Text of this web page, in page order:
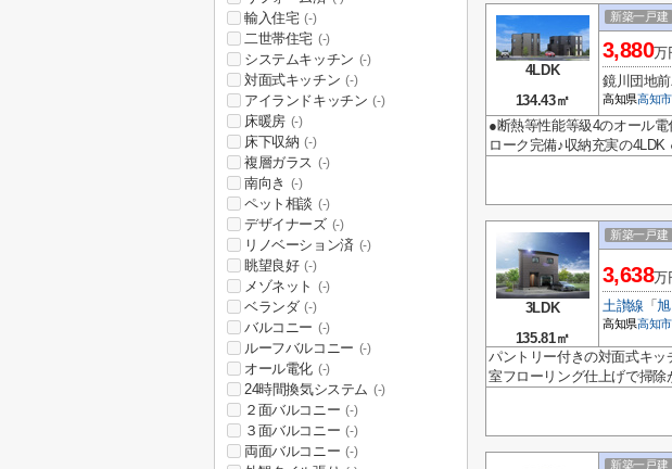
4LDK
134.43㎡
新築一戸建
3,880万
鏡川団地
高知県高知市
●断熱等性能等級4のオール
ローク完備♪収納充実の
3LDK
135.81㎡
新築一戸建
3,638万
土讃線 「旭
高知県高知市
パントリー付きの対面式キ
室フローリング仕上げで掃
新築一戸建
輸入住宅 (-)
二世帯住宅 (-)
システムキッチン (-)
対面式キッチン (-)
アイランドキッチン (-)
床暖房 (-)
床下収納 (-)
複層ガラス (-)
南向き (-)
ペット相談 (-)
デザイナーズ (-)
リノベーション済 (-)
眺望良好 (-)
メゾネット (-)
ベランダ (-)
バルコニー (-)
ルーフバルコニー (-)
オール電化 (-)
24時間換気システム (-)
２面バルコニー (-)
３面バルコニー (-)
両面バルコニー (-)